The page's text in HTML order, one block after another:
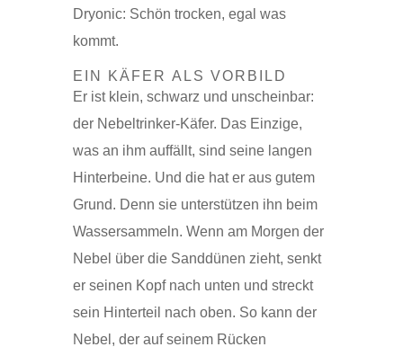
Dryonic: Schön trocken, egal was
kommt.
EIN KÄFER ALS VORBILD
Er ist klein, schwarz und unscheinbar:
der Nebeltrinker-Käfer. Das Einzige,
was an ihm auffällt, sind seine langen
Hinterbeine. Und die hat er aus gutem
Grund. Denn sie unterstützen ihn beim
Wassersammeln. Wenn am Morgen der
Nebel über die Sanddünen zieht, senkt
er seinen Kopf nach unten und streckt
sein Hinterteil nach oben. So kann der
Nebel, der auf seinem Rücken